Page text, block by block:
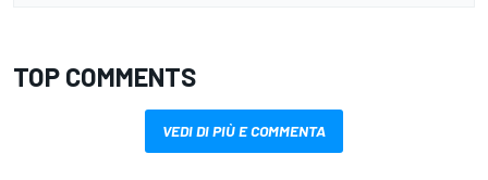
TOP COMMENTS
VEDI DI PIÙ E COMMENTA